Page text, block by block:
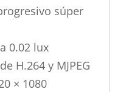
súper
0.02 lux
H.264 y MJPEG
× 1080